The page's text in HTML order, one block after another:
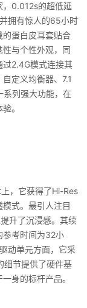
，0.012s的超低延
拥有惊人的65小时
蛋白皮耳套贴合
与个性外观，同
过2.4G模式连接其
定义均衡器、7.1
系列强大功能，在
。
，它获得了Hi-Res
式。最引人注目
升了沉浸感。其续
参考时间为32小
动单元方面，它采
细节提供了硬件基
身的标杆产品。